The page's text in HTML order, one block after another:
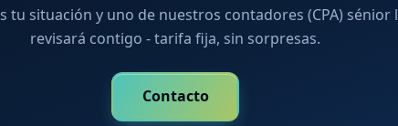
tu situación y uno de nuestros contadores (CPA) sénior
revisará contigo - tarifa fija, sin sorpresas.
Contacto